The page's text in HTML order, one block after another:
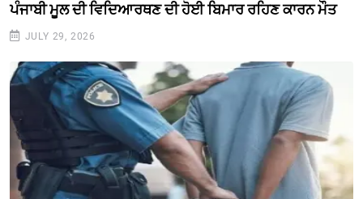
ਪੰਜਾਬੀ ਮੂਲ ਦੀ ਵਿਦਿਆਰਥਣ ਦੀ ਹੋਈ ਬਿਮਾਰ ਰਹਿਣ ਕਾਰਨ ਮੌਤ
JULY 29, 2026